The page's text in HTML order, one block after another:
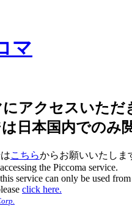
アクセスいただ
日本国内でのみ
こちらからお願いいたしま
the Piccoma service.
service can only be used from
click here.